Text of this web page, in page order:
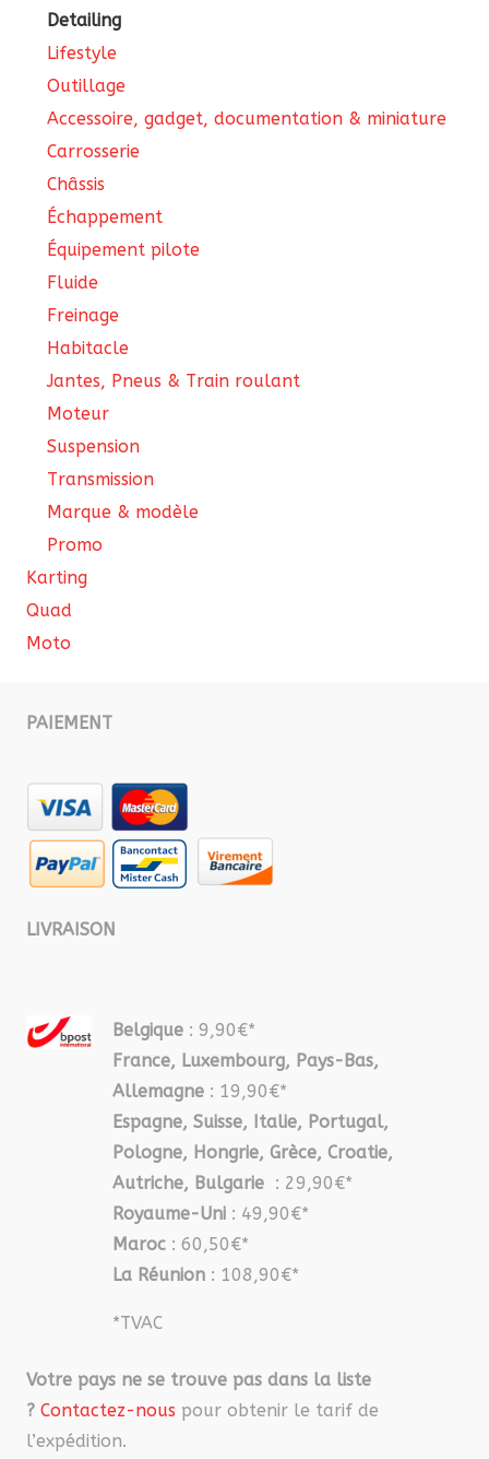
Detailing
Lifestyle
Outillage
Accessoire, gadget, documentation & miniature
Carrosserie
Châssis
Échappement
Équipement pilote
Fluide
Freinage
Habitacle
Jantes, Pneus & Train roulant
Moteur
Suspension
Transmission
Marque & modèle
Promo
Karting
Quad
Moto
PAIEMENT
LIVRAISON
Belgique : 9,90€*
France, Luxembourg, Pays-Bas,
Allemagne : 19,90€*
Espagne, Suisse, Italie, Portugal,
Pologne, Hongrie, Grèce, Croatie,
Autriche, Bulgarie : 29,90€*
Royaume-Uni : 49,90€*
Maroc : 60,50€*
La Réunion : 108,90€*
*TVAC
Votre pays ne se trouve pas dans la liste
? Contactez-nous pour obtenir le tarif de
l’expédition.